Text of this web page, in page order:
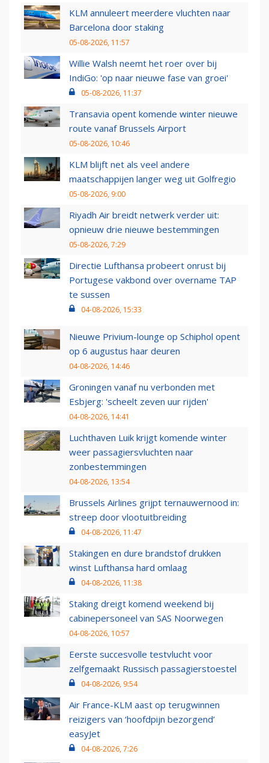
KLM annuleert meerdere vluchten naar
Barcelona door staking
05-08-2026, 11:57
Willie Walsh neemt het roer over bij
IndiGo: 'op naar nieuwe fase van groei'
05-08-2026, 11:37
Transavia opent komende winter nieuwe
route vanaf Brussels Airport
05-08-2026, 10:46
KLM blijft net als veel andere
maatschappijen langer weg uit Golfregio
05-08-2026, 9:00
Riyadh Air breidt netwerk verder uit:
opnieuw drie nieuwe bestemmingen
05-08-2026, 7:29
Directie Lufthansa probeert onrust bij
Portugese vakbond over overname TAP
te sussen
04-08-2026, 15:33
Nieuwe Privium-lounge op Schiphol opent
op 6 augustus haar deuren
04-08-2026, 14:46
Groningen vanaf nu verbonden met
Esbjerg: 'scheelt zeven uur rijden'
04-08-2026, 14:41
Luchthaven Luik krijgt komende winter
weer passagiersvluchten naar
zonbestemmingen
04-08-2026, 13:54
Brussels Airlines grijpt ternauwernood in:
streep door vlootuitbreiding
04-08-2026, 11:47
Stakingen en dure brandstof drukken
winst Lufthansa hard omlaag
04-08-2026, 11:38
Staking dreigt komend weekend bij
cabinepersoneel van SAS Noorwegen
04-08-2026, 10:57
Eerste succesvolle testvlucht voor
zelfgemaakt Russisch passagierstoestel
04-08-2026, 9:54
Air France-KLM aast op terugwinnen
reizigers van ‘hoofdpijn bezorgend’
easyJet
04-08-2026, 7:26